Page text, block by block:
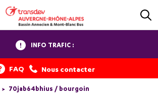
INFO TRAFIC :
FAQ Nous contacter
70jab64b hius / bourgoin